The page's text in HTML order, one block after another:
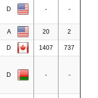
D - -
A 20 2
D 1407 737
D - -